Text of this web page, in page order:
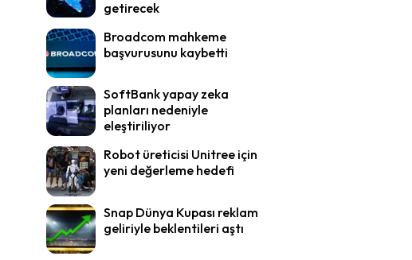
getirecek
Broadcom mahkeme
başvurusunu kaybetti
SoftBank yapay zeka
planları nedeniyle
eleştiriliyor
Robot üreticisi Unitree için
yeni değerleme hedefi
Snap Dünya Kupası reklam
geliriyle beklentileri aştı